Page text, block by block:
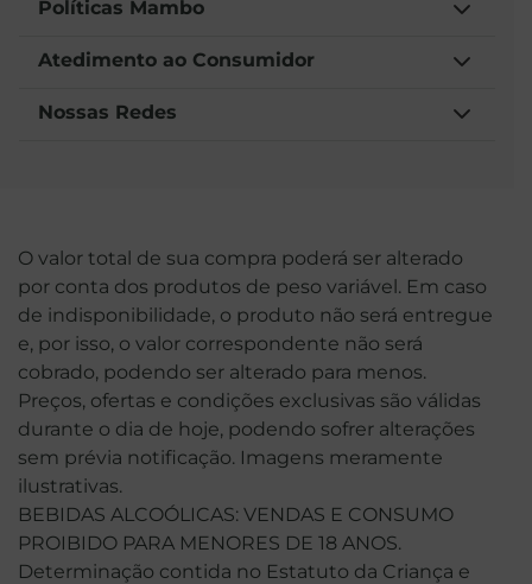
Políticas Mambo
Atedimento ao Consumidor
Nossas Redes
O valor total de sua compra poderá ser alterado
por conta dos produtos de peso variável. Em caso
de indisponibilidade, o produto não será entregue
e, por isso, o valor correspondente não será
cobrado, podendo ser alterado para menos.
Preços, ofertas e condições exclusivas são válidas
durante o dia de hoje, podendo sofrer alterações
sem prévia notificação. Imagens meramente
ilustrativas.
BEBIDAS ALCOÓLICAS: VENDAS E CONSUMO
PROIBIDO PARA MENORES DE 18 ANOS.
Determinação contida no Estatuto da Criança e